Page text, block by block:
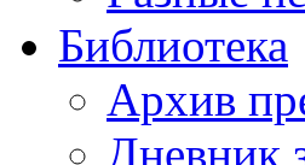
Библиотека
Архив
Дневник